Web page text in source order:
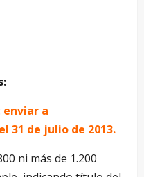
enviar a
31 de julio de 2013.
ni más de 1.200